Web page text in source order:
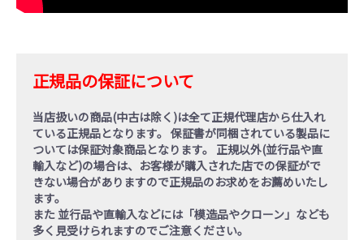
正規品の保証について
当店扱いの商品(中古は除く)は全て正規代理店から仕入れ
ている正規品となります。 保証書が同梱されている製品に
ついては保証対象商品となります。 正規以外(並行品や直
輸入など)の場合は、お客様が購入された店での保証がで
きない場合がありますので正規品のお求めをお薦めいたし
ます。
また 並行品や直輸入などには「模造品やクローン」なども
多く見受けられますのでご注意ください。